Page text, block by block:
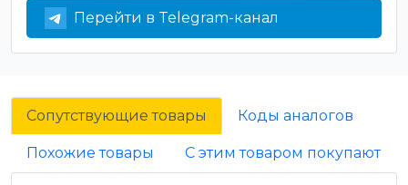
Перейти в Telegram-канал
Сопутствующие товары Коды аналогов
Похожие товары С этим товаром покупают